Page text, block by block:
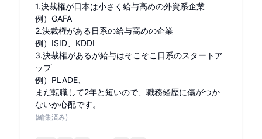
1.決裁権が日本は小さく給与高めの外資系企業
例）GAFA
2.決裁権がある日系の給与高めの企業
例）ISID、KDDI
3.決裁権があるが給与はそこそこ日系のスタートア
ップ
例）PLADE、
まだ転職して2年と短いので、職務経歴に傷がつか
ないか心配です。
(編集済み)